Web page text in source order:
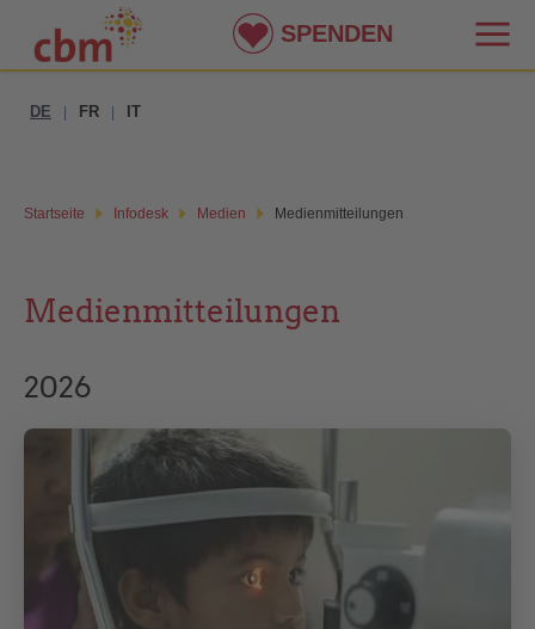
DE FR IT
Startseite Infodesk Medien Medienmitteilungen
Medienmitteilungen
2026
SPENDEN